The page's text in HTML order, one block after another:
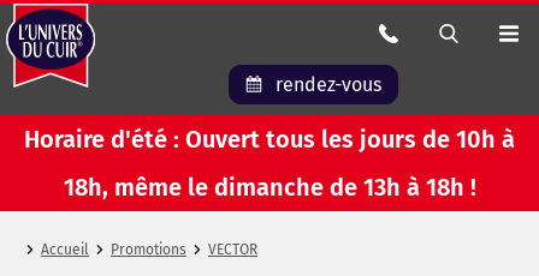
rendez-vous
Horaire d'été : Ouvert tous les jours de 10h à
18h, même le dimanche de 13h à 18h !
Accueil Promotions VECTOR